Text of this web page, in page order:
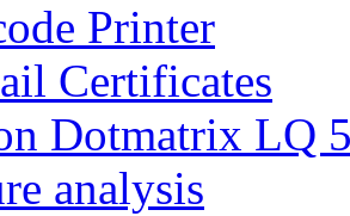
Printer
Certificates
Dotmatrix LQ
analysis